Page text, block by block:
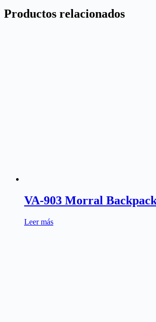
Productos relacionados
VA-903 Morral
Leer más